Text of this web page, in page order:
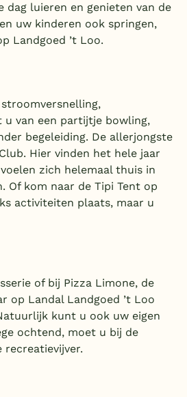
dag luieren en genieten van de
uw kinderen ook springen,
Landgoed ’t Loo.
van een partijtje bowling,
begeleiding. De allerjongste
Hier vinden het hele jaar
zich helemaal thuis in
Of kom naar de Tipi Tent op
activiteiten plaats, maar u
of bij Pizza Limone, de
op Landal Landgoed ’t Loo
kunt u ook uw eigen
ochtend, moet u bij de
recreatievijver.